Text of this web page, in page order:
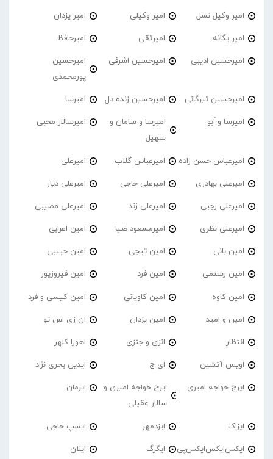
امیر وکیل نسل امیر وکیلی امیر یزدان
امیر یگانه امیرتقی امیرحافظ
امیرحسین ادیبی امیرحسین اشرفی
امیرحسین
پورمحمدی
امیرحسین تیرگانی امیرحسین زنده دل امیرسا
امیرسا و اَبو
امیرسا و سامان و
سهیل
امیرسالار محبی
امیرعباس حسن زاده امیرعباس گلاب امیرعلی
امیرعلی بهادری امیرعلی حاجی امیرعلی دیار
امیرعلی رجبی امیرعلی زند امیرعلی مصیبی
امیرعلی نظری امیرمسعود ضیا امین اعرابی
امین بانی امین تیجی امین حبیبی
امین رستمی امین فرد امین فیروزپور
امین کاوه امین کاویانی امین کیسی و فرد
امین و امید امین یزدان ان زی اس تو
انتظار انزی و جنزی اهورا کلهر
اویس آتشین ای ج ایدین بحری نژاد
ایرج خواجه امیری
ایرج خواجه امیری و
سالار عقیلی
ایرمان
ایزاک ایزدمهر ایسپ حاجی
ایکس‌ایکس‌ایکس‌پی ایگرگ ایلان